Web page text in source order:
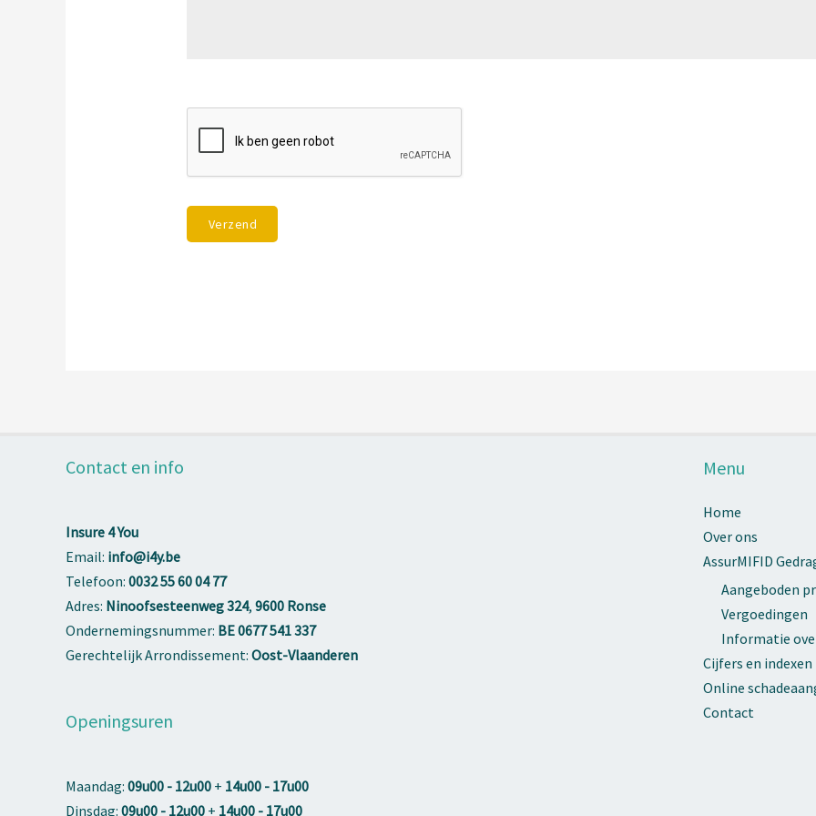
Verzend
Contact en info
Insure 4 You
Email: info@i4y.be
Telefoon: 0032 55 60 04 77
Adres: Ninoofsesteenweg 324, 9600 Ronse
Ondernemingsnummer: BE 0677 541 337
Gerechtelijk Arrondissement: Oost-Vlaanderen
Openingsuren
Maandag: 09u00 - 12u00 + 14u00 - 17u00
Dinsdag: 09u00 - 12u00 + 14u00 - 17u00
Menu
Home
Over ons
AssurMIFID
Aangeboden
Vergoedingen
Informatie
Cijfers en indexen
Online
Contact